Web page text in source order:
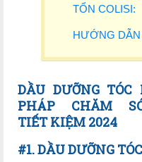
TỔN COLISI:
HƯỚNG
DẦU DƯỠNG TÓC
PHÁP CHĂM S
TIẾTKIỆM 2024
#1. DẦU DƯỠNG